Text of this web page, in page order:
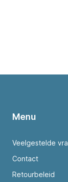
Menu
Veelgestelde
Contact
Retourbeleid